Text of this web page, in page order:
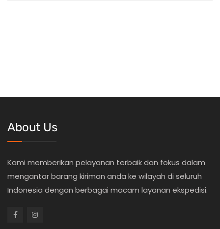
About Us
Kami memberikan pelayanan terbaik dan fokus dalam
mengantar barang kiriman anda ke wilayah di seluruh
Indonesia dengan berbagai macam layanan ekspedisi.